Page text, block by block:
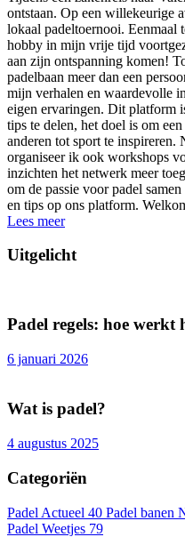
ontstaan. Op een willekeurige
lokaal padeltoernooi. Eenmaal
hobby in mijn vrije tijd
aan zijn ontspanning komen!
padelbaan meer dan een
mijn verhalen en waardevolle
eigen ervaringen. Dit platform
tips te delen, het doel is om
anderen tot sport te inspireren.
organiseer ik ook workshops
inzichten het netwerk meer
om de passie voor padel
en tips op ons platform.
Lees meer
Uitgelicht
Padel regels: hoe werkt
6 januari 2026
Wat is padel?
4 augustus 2025
Categoriën
Padel Actueel 40 Padel banen
Padel Weetjes 79